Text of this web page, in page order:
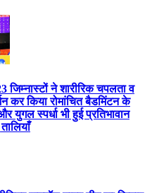
जिम्नास्टों ने शारीरिक चपलता व
कर किया रोमांचित बैडमिंटन के
युगल स्पर्धा भी हुई प्रतिभावान